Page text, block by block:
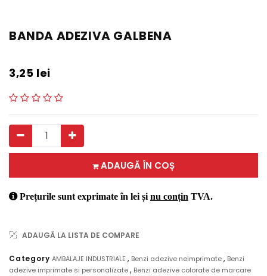
BANDA ADEZIVA GALBENA
3,25 lei
ADAUGĂ ÎN COȘ
Prețurile sunt exprimate în lei și nu conțin TVA.
ADAUGĂ LA LISTA DE COMPARE
CategoryAMBALAJE INDUSTRIALE, Benzi adezive neimprimate, Benzi
adezive imprimate si personalizate, Benzi adezive colorate de marcare